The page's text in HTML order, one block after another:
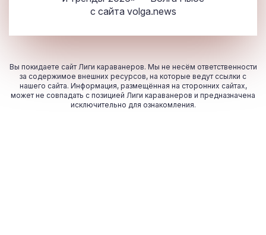
с сайта volga.news
Вы покидаете сайт Лиги караванеров. Мы не несём ответственности
за содержимое внешних ресурсов, на которые ведут ссылки с
нашего сайта. Информация, размещённая на сторонних сайтах,
может не совпадать с позицией Лиги караванеров и предназначена
исключительно для ознакомления.